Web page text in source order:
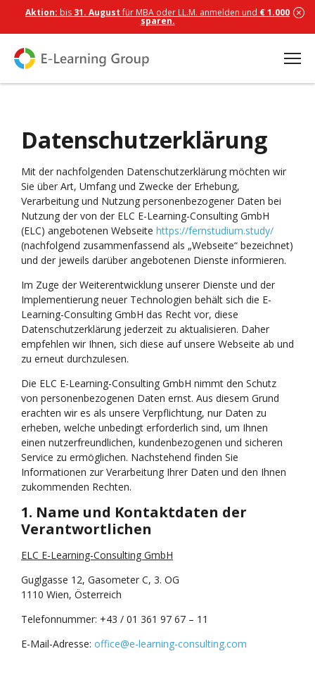
Aktion: bis 31. Augustfür MBA oder LL.M. anmelden und € 1.000
sparen.
Datenschutzerklärung
Mit der nachfolgenden Datenschutzerklärung möchten wir
Sie über Art, Umfang und Zwecke der Erhebung,
Verarbeitung und Nutzung personenbezogener Daten bei
Nutzung der von der ELC E-Learning-Consulting GmbH
(ELC) angebotenen Webseite https://fernstudium.study/
(nachfolgend zusammenfassend als „Webseite“ bezeichnet)
und der jeweils darüber angebotenen Dienste informieren.
Im Zuge der Weiterentwicklung unserer Dienste und der
Implementierung neuer Technologien behält sich die E-
Learning-Consulting GmbH das Recht vor, diese
Datenschutzerklärung jederzeit zu aktualisieren. Daher
empfehlen wir Ihnen, sich diese auf unsere Webseite ab und
zu erneut durchzulesen.
Die ELC E-Learning-Consulting GmbH nimmt den Schutz
von personenbezogenen Daten ernst. Aus diesem Grund
erachten wir es als unsere Verpflichtung, nur Daten zu
erheben, welche unbedingt erforderlich sind, um Ihnen
einen nutzerfreundlichen, kundenbezogenen und sicheren
Service zu ermöglichen. Nachstehend finden Sie
Informationen zur Verarbeitung Ihrer Daten und den Ihnen
zukommenden Rechten.
1. Name und Kontaktdaten der
Verantwortlichen
ELC E-Learning-Consulting GmbH
Guglgasse 12, Gasometer C, 3. OG
1110 Wien, Österreich
Telefonnummer: +43 / 01 361 97 67 – 11
E-Mail-Adresse: office@e-learning-consulting.com